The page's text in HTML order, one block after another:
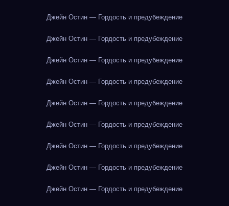
Джейн Остин — Гордость и предубеждение
Джейн Остин — Гордость и предубеждение
Джейн Остин — Гордость и предубеждение
Джейн Остин — Гордость и предубеждение
Джейн Остин — Гордость и предубеждение
Джейн Остин — Гордость и предубеждение
Джейн Остин — Гордость и предубеждение
Джейн Остин — Гордость и предубеждение
Джейн Остин — Гордость и предубеждение